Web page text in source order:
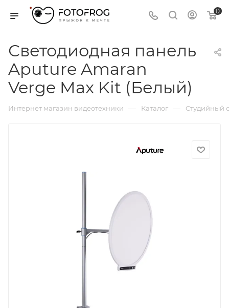
0
Светодиодная панель
Aputure Amaran
Verge Max Kit (Белый)
Интернет магазин видеотехники — Каталог — Студийный